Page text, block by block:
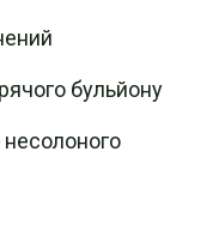
бульйону
несолоного